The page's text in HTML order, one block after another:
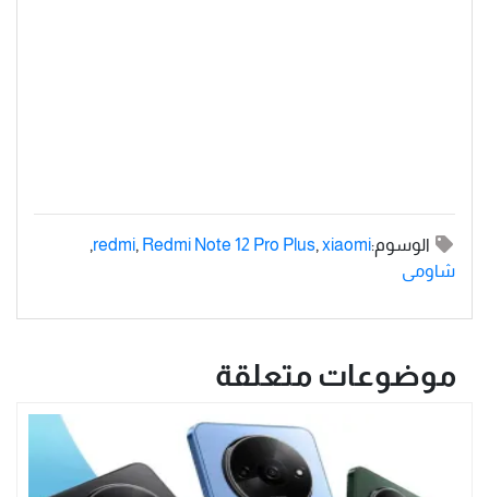
الوسوم: redmi, Redmi Note 12 Pro Plus, xiaomi
,
شاومى
موضوعات متعلقة